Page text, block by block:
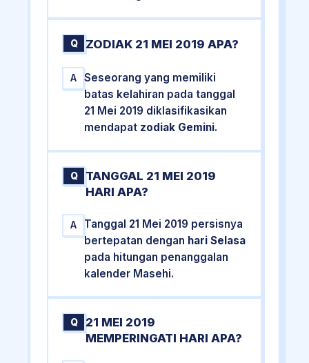
Q ZODIAK 21 MEI 2019 APA?
A
Seseorang yang memiliki
batas kelahiran pada tanggal
21 Mei 2019 diklasifikasikan
mendapat zodiak Gemini.
Q
TANGGAL 21 MEI 2019
HARI APA?
A
Tanggal 21 Mei 2019 persisnya
bertepatan dengan hari Selasa
pada hitungan penanggalan
kalender Masehi.
Q
21 MEI 2019
MEMPERINGATI HARI APA?